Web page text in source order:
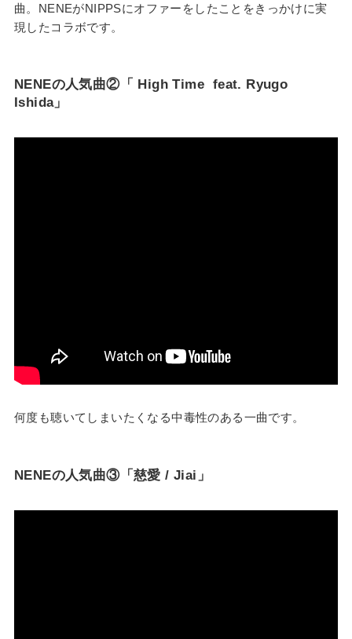
曲。NENEがNIPPSにオファーをしたことをきっかけに実
現したコラボです。
NENEの人気曲②「 High Time feat. Ryugo
Ishida」
何度も聴いてしまいたくなる中毒性のある一曲です。
NENEの人気曲③「慈愛 / Jiai」